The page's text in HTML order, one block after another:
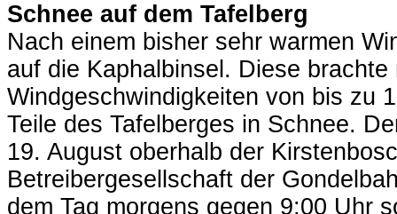
Schnee auf dem Tafelberg
Nach einem bisher sehr warmen
auf die Kaphalbinsel. Diese
Windgeschwindigkeiten von bis zu
Teile des Tafelberges in Schnee.
19. August oberhalb der
Betreibergesellschaft der
dem Tag morgens gegen 9:00 Uhr